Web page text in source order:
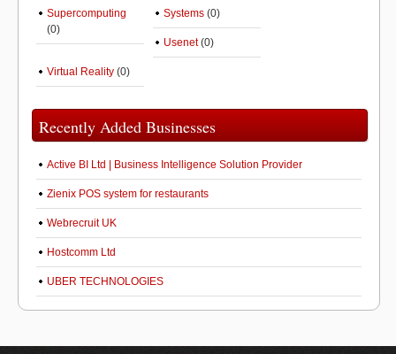
Supercomputing
(0)
Systems (0)
Usenet(0)
Virtual Reality (0)
Recently Added Businesses
Active BI Ltd | Business Intelligence Solution Provider
Zienix POS system for restaurants
Webrecruit UK
Hostcomm Ltd
UBER TECHNOLOGIES